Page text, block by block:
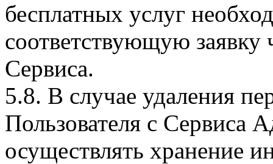
бесплатных услуг
соответствующую заявку
Сервиса.
5.8. В случае удаления
Пользователя с Сервиса
осуществлять хранение